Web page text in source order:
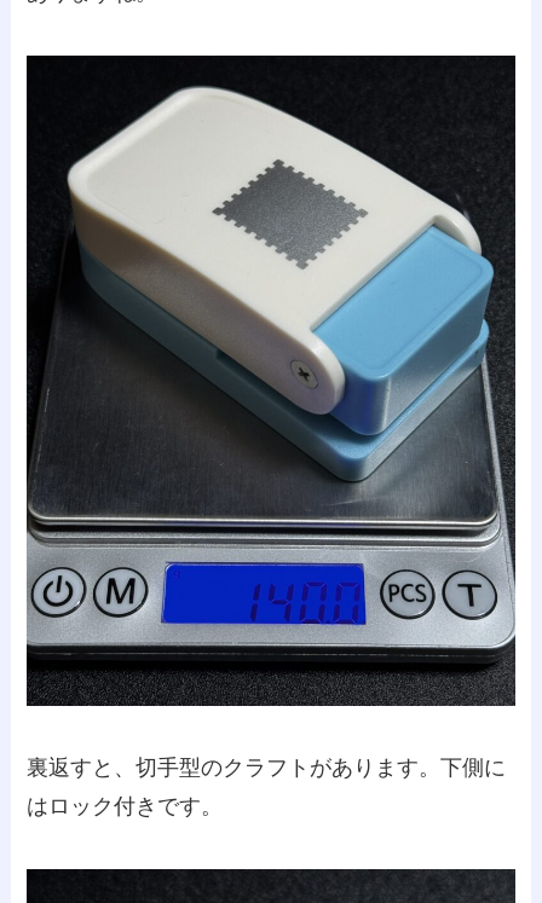
裏返すと、切手型のクラフトがあります。下側に
はロック付きです。